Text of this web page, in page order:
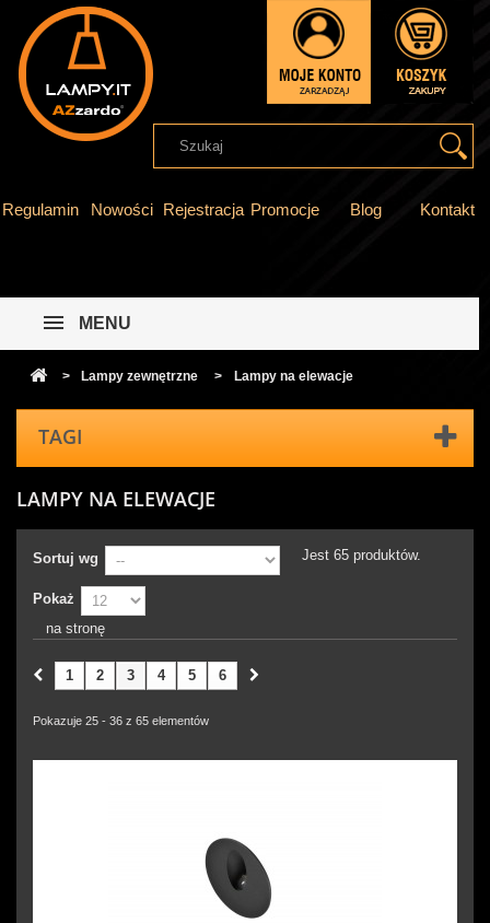
Regulamin Nowości Rejestracja Promocje Blog Kontakt
MENU
> Lampy zewnętrzne > Lampy na elewacje
TAGI
LAMPY NA ELEWACJE
Sortuj wg
Pokaż
na stronę
Jest 65 produktów.
1 2 3 4 5 6
Pokazuje 25 - 36 z 65 elementów